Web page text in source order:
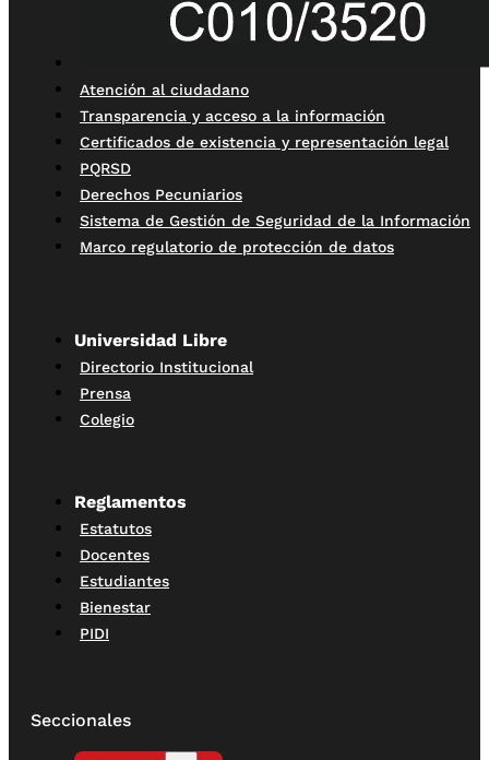
Atención al ciudadano
Transparencia y acceso a la información
Certificados de existencia y representación legal
PQRSD
Derechos Pecuniarios
Sistema de Gestión de Seguridad de la Información
Marco regulatorio de protección de datos
Universidad Libre
Directorio Institucional
Prensa
Colegio
Reglamentos
Estatutos
Docentes
Estudiantes
Bienestar
PIDI
Seccionales